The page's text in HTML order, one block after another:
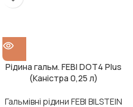
Рідина гальм. FEBI DOT4 Plus
(Каністра 0,25 л)
Гальмівні рідини FEBI BILSTEIN